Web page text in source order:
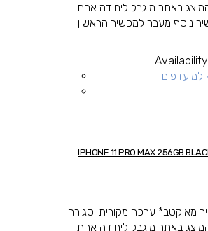
באתר מוגבל ליחידה אחת
נוסף מעבר למכשיר הראשון
למועדפים
מאוקטב* ערכה מקורית וסגורה
באתר מוגבל ליחידה אחת